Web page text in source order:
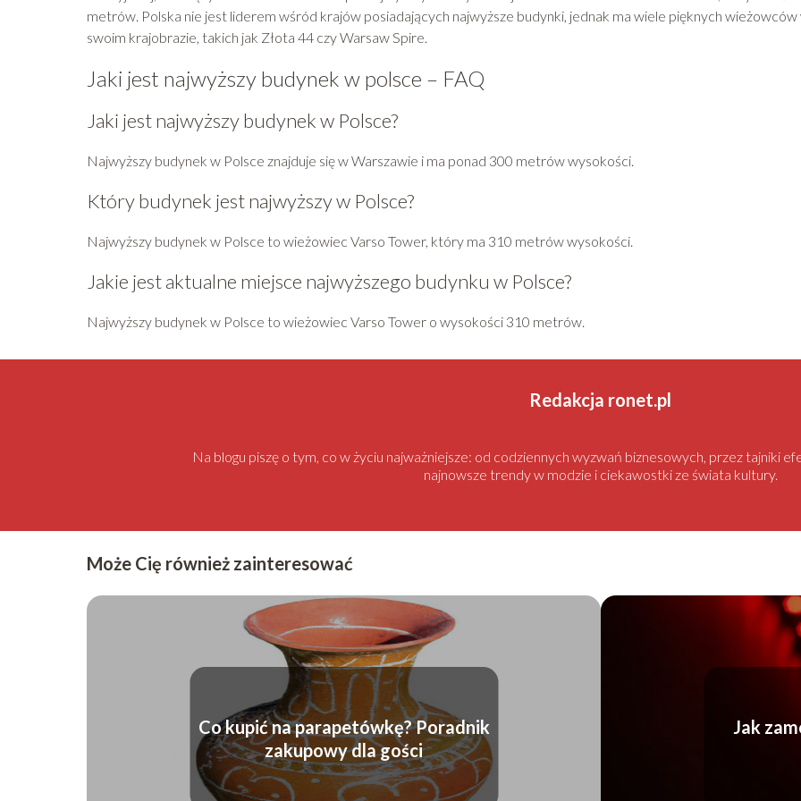
metrów. Polska nie jest liderem wśród krajów posiadających najwyższe budynki, jednak ma wiele pięknych wieżowców
swoim krajobrazie, takich jak Złota 44 czy Warsaw Spire.
Jaki jest najwyższy budynek w polsce – FAQ
Jaki jest najwyższy budynek w Polsce?
Najwyższy budynek w Polsce znajduje się w Warszawie i ma ponad 300 metrów wysokości.
Który budynek jest najwyższy w Polsce?
Najwyższy budynek w Polsce to wieżowiec Varso Tower, który ma 310 metrów wysokości.
Jakie jest aktualne miejsce najwyższego budynku w Polsce?
Najwyższy budynek w Polsce to wieżowiec Varso Tower o wysokości 310 metrów.
Redakcja ronet.pl
Na blogu piszę o tym, co w życiu najważniejsze: od codziennych wyzwań biznesowych, przez tajniki
najnowsze trendy w modzie i ciekawostki ze świata kultury.
Może Cię również zainteresować
Co kupić na parapetówkę? Poradnik
zakupowy dla gości
Jak